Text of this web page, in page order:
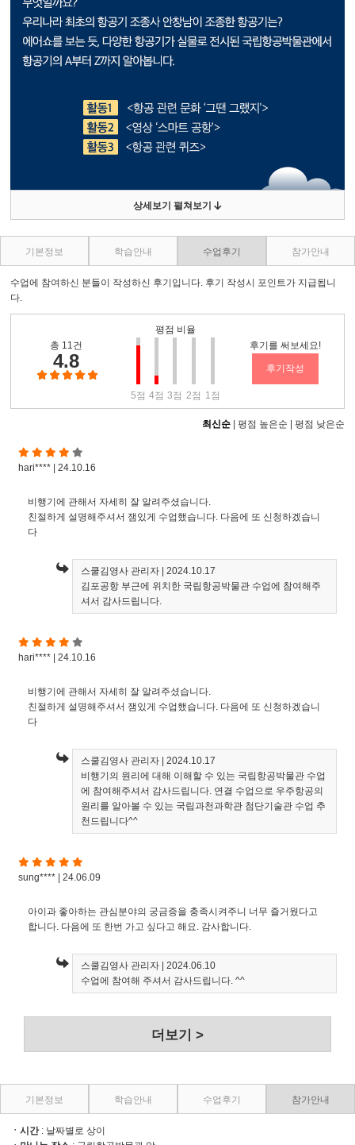
상세보기 펼쳐보기
기본정보 학습안내 수업후기 참가안내
수업에 참여하신 분들이 작성하신 후기입니다. 후기 작성시 포인트가 지급됩니
다.
총 11건
4.8
평점 비율
5점 4점 3점 2점 1점
후기를 써보세요!
후기작성
최신순| 평점 높은순 | 평점 낮은순
hari**** | 24.10.16
비행기에 관해서 자세히 잘 알려주셨습니다.
친절하게 설명해주셔서 잼있게 수업했습니다. 다음에 또 신청하겠습니
다
스쿨김영사 관리자| 2024.10.17
김포공항 부근에 위치한 국립항공박물관 수업에 참여해주
셔서 감사드립니다.
hari**** | 24.10.16
비행기에 관해서 자세히 잘 알려주셨습니다.
친절하게 설명해주셔서 잼있게 수업했습니다. 다음에 또 신청하겠습니
다
스쿨김영사 관리자| 2024.10.17
비행기의 원리에 대해 이해할 수 있는 국립항공박물관 수업
에 참여해주셔서 감사드립니다. 연결 수업으로 우주항공의
원리를 알아볼 수 있는 국립과천과학관 첨단기술관 수업 추
천드립니다^^
sung**** | 24.06.09
아이과 좋아하는 관심분야의 궁금증을 충족시켜주니 너무 즐거웠다고
합니다. 다음에 또 한번 가고 싶다고 해요. 감사합니다.
스쿨김영사 관리자| 2024.06.10
수업에 참여해 주셔서 감사드립니다. ^^
더보기 >
기본정보 학습안내 수업후기 참가안내
ㆍ시간: 날짜별로 상이